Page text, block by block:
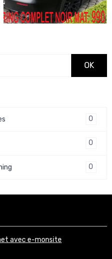
OK
0
0
0
avec e-monsite